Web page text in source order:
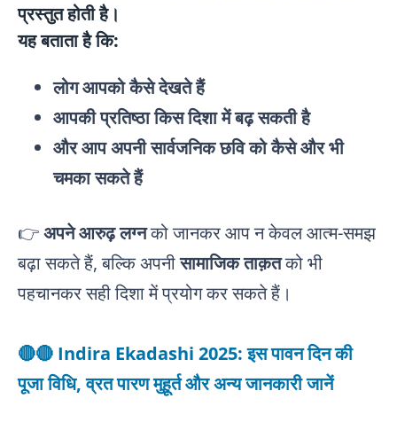
प्रस्तुत होती है।
यह बताता है कि:
लोग आपको कैसे देखते हैं
आपकी प्रतिष्ठा किस दिशा में बढ़ सकती है
और आप अपनी सार्वजनिक छवि को कैसे और भी
चमका सकते हैं
👉अपने आरुढ़ लग्नको जानकर आप न केवल आत्म-समझ
बढ़ा सकते हैं, बल्कि अपनीसामाजिक ताक़तको भी
पहचानकर सही दिशा में प्रयोग कर सकते हैं।
🔴🔴 Indira Ekadashi 2025: इस पावन दिन की
पूजा विधि, व्रत पारण मुहूर्त और अन्य जानकारी जानें